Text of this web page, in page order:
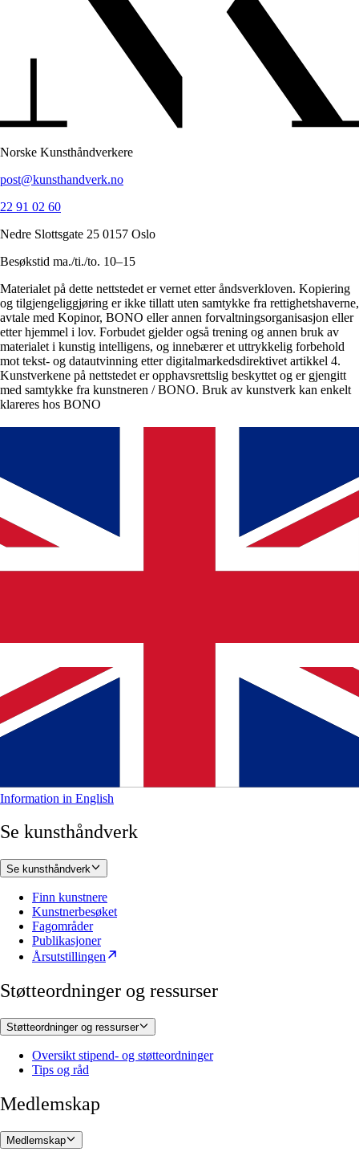
Norske Kunsthåndverkere
post@kunsthandverk.no
22 91 02 60
Nedre Slottsgate 25 0157 Oslo
Besøkstid ma./ti./to. 10–15
Materialet på dette nettstedet er vernet etter åndsverkloven. Kopiering
og tilgjengeliggjøring er ikke tillatt uten samtykke fra rettighetshaverne,
avtale med Kopinor, BONO eller annen forvaltningsorganisasjon eller
etter hjemmel i lov. Forbudet gjelder også trening og annen bruk av
materialet i kunstig intelligens, og innebærer et uttrykkelig forbehold
mot tekst- og datautvinning etter digitalmarkedsdirektivet artikkel 4.
Kunstverkene på nettstedet er opphavsrettslig beskyttet og er gjengitt
med samtykke fra kunstneren / BONO. Bruk av kunstverk kan enkelt
klareres hos BONO
Information in English
Se kunsthåndverk
Se kunsthåndverk
Finn kunstnere
Kunstnerbesøket
Fagområder
Publikasjoner
Årsutstillingen
Støtteordninger og ressurser
Støtteordninger og ressurser
Oversikt stipend- og støtteordninger
Tips og råd
Medlemskap
Medlemskap